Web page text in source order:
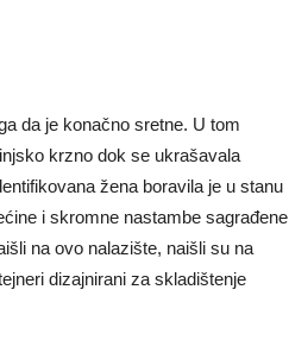
da je konačno sretne. U tom
krzno dok se ukrašavala
žena boravila je u stanu
i skromne nastambe sagrađene
na ovo nalazište, naišli su na
dizajnirani za skladištenje